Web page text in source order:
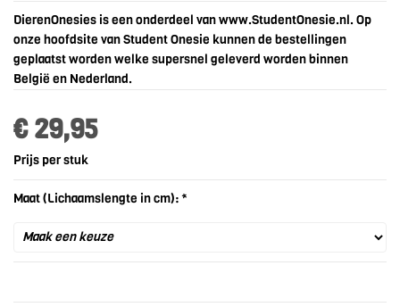
DierenOnesies is een onderdeel van www.StudentOnesie.nl. Op
onze hoofdsite van Student Onesie kunnen de bestellingen
geplaatst worden welke supersnel geleverd worden binnen
België en Nederland.
€ 29,95
Prijs per stuk
Maat (Lichaamslengte in cm): *